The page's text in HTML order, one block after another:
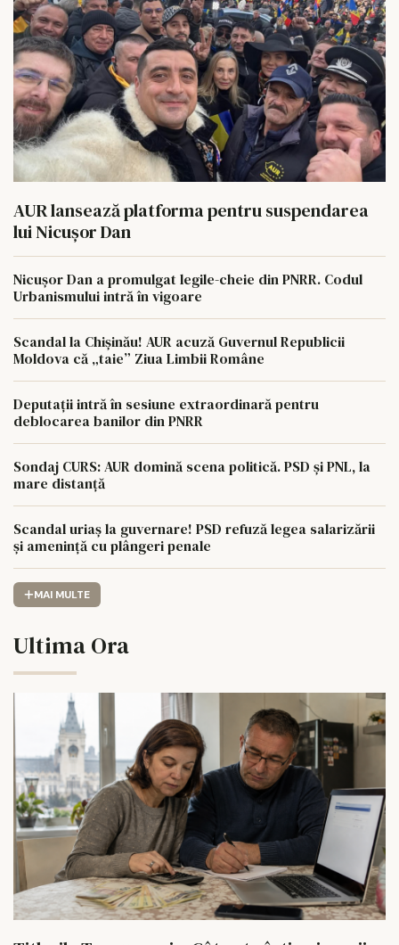
AUR lansează platforma pentru suspendarea
lui Nicușor Dan
Nicușor Dan a promulgat legile-cheie din PNRR. Codul
Urbanismului intră în vigoare
Scandal la Chișinău! AUR acuză Guvernul Republicii
Moldova că „taie” Ziua Limbii Române
Deputații intră în sesiune extraordinară pentru
deblocarea banilor din PNRR
Sondaj CURS: AUR domină scena politică. PSD și PNL, la
mare distanță
Scandal uriaș la guvernare! PSD refuză legea salarizării
și amenință cu plângeri penale
MAI MULTE
Ultima Ora